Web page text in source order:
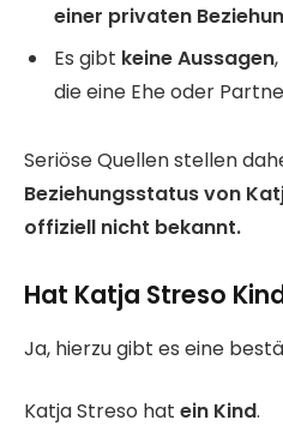
einer privaten
Es gibt keine Aussagen
die eine Ehe oder
Seriöse Quellen stellen
Beziehungsstatus von
offiziell nicht bekannt.
Hat Katja Streso
Ja, hierzu gibt es eine
Katja Streso hat ein Kind.